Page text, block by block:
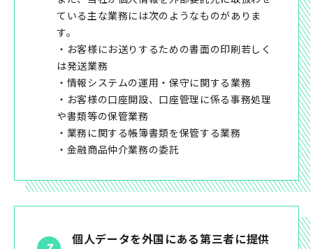
ている主な業務には次のようなものがありま
す。
・お客様にお送りするための書面の印刷若しく
は発送業務
・情報システムの運用・保守に関する業務
・お客様の口座開設、口座管理に係る事務処理
や書類等の保管業務
・業務に関する帳簿書類を保管する業務
・金融商品仲介業務の委託
個人データを外国にある第三者に提供